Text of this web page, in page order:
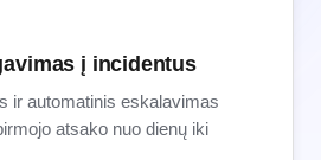
į incidentus
ir automatinis eskalavimas
atsako nuo dienų iki